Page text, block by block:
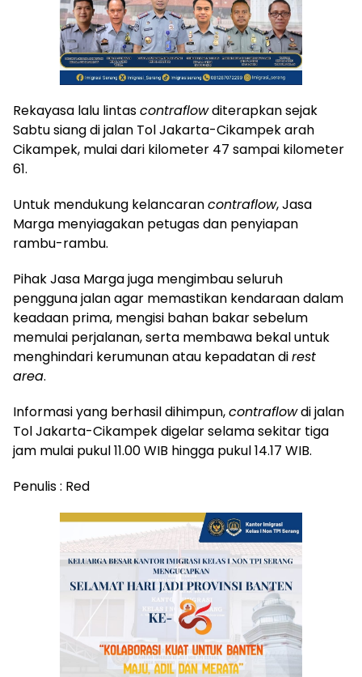
Rekayasa lalu lintascontraflowditerapkan sejak
Sabtu siang di jalan Tol Jakarta-Cikampek arah
Cikampek, mulai dari kilometer 47 sampai kilometer
61.
Untuk mendukung kelancarancontraflow, Jasa
Marga menyiagakan petugas dan penyiapan
rambu-rambu.
Pihak Jasa Marga juga mengimbau seluruh
pengguna jalan agar memastikan kendaraan dalam
keadaan prima, mengisi bahan bakar sebelum
memulai perjalanan, serta membawa bekal untuk
menghindari kerumunan atau kepadatan direst
area.
Informasi yang berhasil dihimpun,contraflowdi jalan
Tol Jakarta-Cikampek digelar selama sekitar tiga
jam mulai pukul 11.00 WIB hingga pukul 14.17 WIB.
Penulis : Red